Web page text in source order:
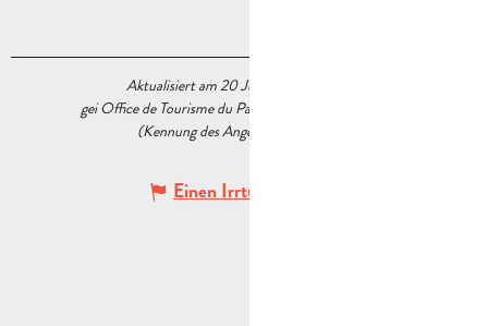
Aktualisiert am 20 Juli 2026 Um 17:28
gei Office de Tourisme du Pays d’Aubagne et de l’Étoile
(Kennung des Angebots :
Einen Irrtum angeben